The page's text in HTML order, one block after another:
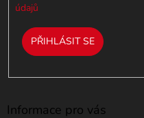
údajů
PŘIHLÁSIT SE
Informace pro vás